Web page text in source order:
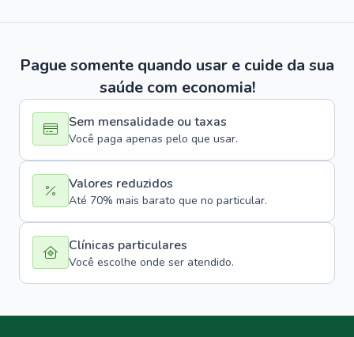
Pague somente quando usar e cuide da sua
saúde com economia!
Sem mensalidade ou taxas
Você paga apenas pelo que usar.
Valores reduzidos
Até 70% mais barato que no particular.
Clínicas particulares
Você escolhe onde ser atendido.